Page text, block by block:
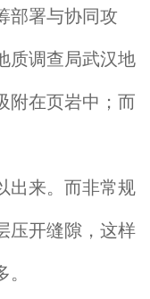
部署与协同攻
质调查局武汉地
附在页岩中；而
出来。而非常规
压开缝隙，这样